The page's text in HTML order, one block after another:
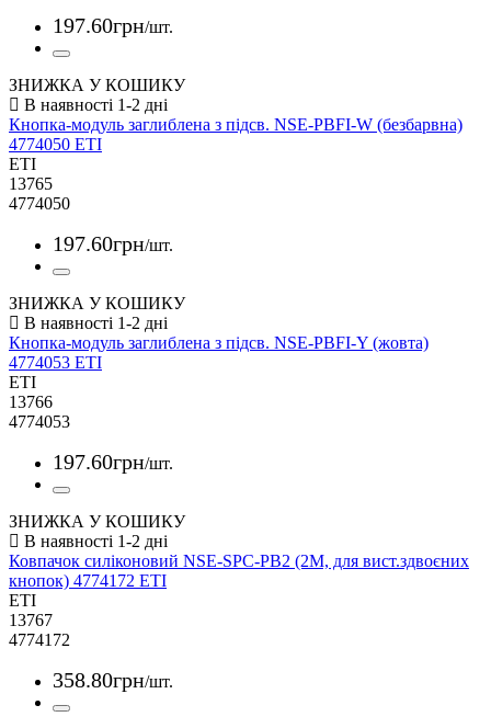
197.60грн/шт.
ЗНИЖКА У КОШИКУ
Кнопка-модуль заглиблена з підсв. NSE-PBFI-W (безбарвна)
4774050 ETI
ETI
13765
4774050
197.60грн/шт.
ЗНИЖКА У КОШИКУ
Кнопка-модуль заглиблена з підсв. NSE-PBFI-Y (жовта)
4774053 ETI
ETI
13766
4774053
197.60грн/шт.
ЗНИЖКА У КОШИКУ
Ковпачок силіконовий NSE-SPC-PB2 (2М, для вист.здвоєних
кнопок) 4774172 ETI
ETI
13767
4774172
358.80грн/шт.